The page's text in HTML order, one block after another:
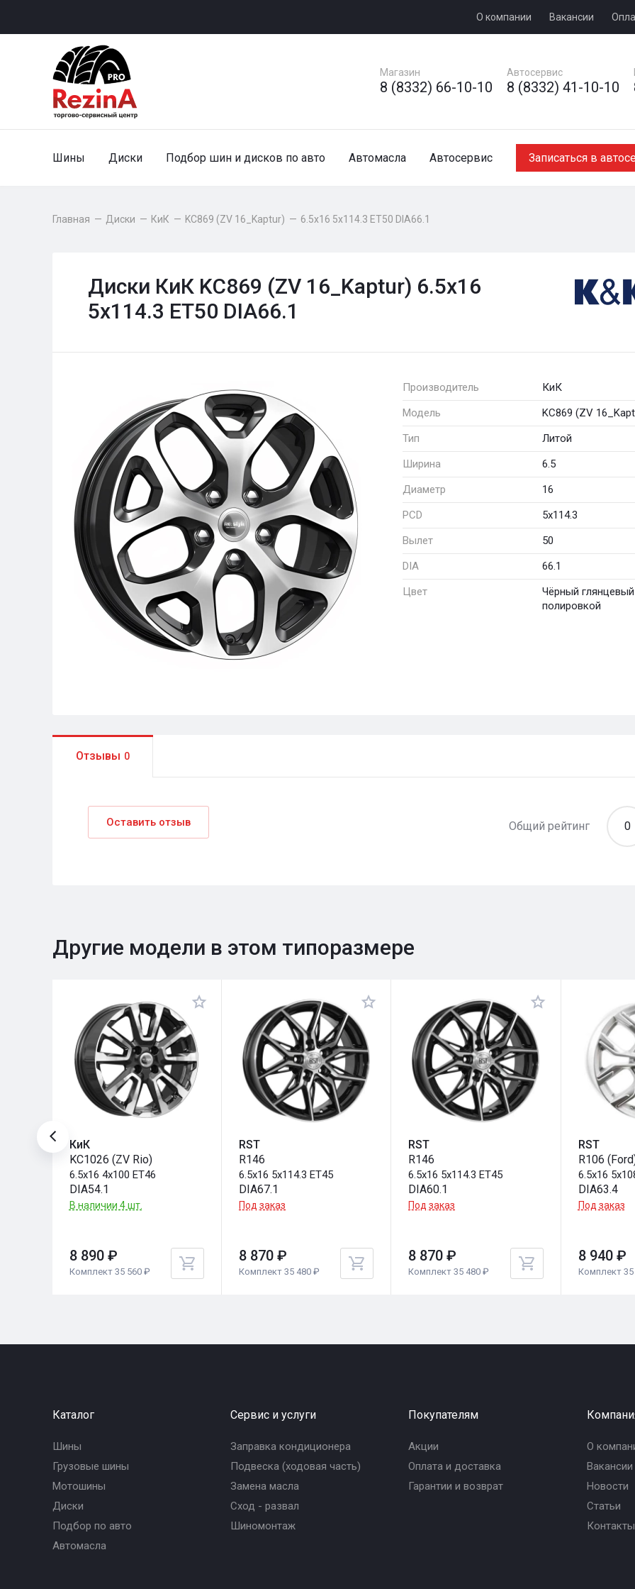
О компании Вакансии
Магазин
8 (8332) 66-10-10
Автосервис
8 (8332) 41-10-10
Шины Диски Подбор шин и дисков по авто Автомасла Автосервис Записаться в
Главная — Диски — КиК — KC869 (ZV 16_Kaptur) — 6.5x16 5x114.3 ET50 DIA66.1
Диски КиК KC869 (ZV 16_Kaptur) 6.5x16
5x114.3 ET50 DIA66.1
Производитель
КиК
Модель
KC869 (ZV
Тип
Литой
Ширина
6.5
Диаметр
16
PCD
5x114.3
Вылет
50
DIA
66.1
Цвет
Чёрный
полировкой
Отзывы 0
Оставить отзыв Общий рейтинг 0
Другие модели в этом типоразмере
КиК
KC1026 (ZV Rio)
6.5x16 4x100 ET46
DIA54.1
В наличии 4 шт.
8 890 ₽
Комплект 35 560 ₽
RST
R146
6.5x16 5x114.3 ET45
DIA67.1
Под заказ
8 870 ₽
Комплект 35 480 ₽
RST
R146
6.5x16 5x114.3 ET45
DIA60.1
Под заказ
8 870 ₽
Комплект 35 480 ₽
RST
R106
6.5x16
DIA63.4
Под заказ
8 940 ₽
Комплект 35
Каталог
Шины
Грузовые шины
Мотошины
Диски
Подбор по авто
Автомасла
Сервис и услуги
Заправка кондиционера
Подвеска (ходовая часть)
Замена масла
Сход - развал
Шиномонтаж
Покупателям
Акции
Оплата и доставка
Гарантии и возврат
О
Вакансии
Новости
Статьи
Контакты